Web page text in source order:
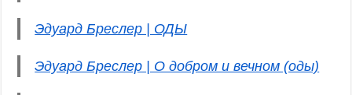
Эдуард Бреслер | ОДЫ
Эдуард Бреслер | О добром и вечном (оды)